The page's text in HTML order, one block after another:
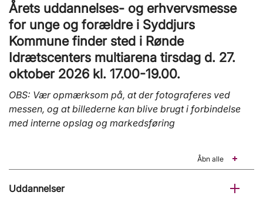
Årets uddannelses- og erhvervsmesse
for unge og forældre i Syddjurs
Kommune finder sted i Rønde
Idrætscenters multiarena tirsdag d. 27.
oktober 2026 kl. 17.00-19.00.
OBS: Vær opmærksom på, at der fotograferes ved
messen, og at billederne kan blive brugt i forbindelse
med interne opslag og markedsføring
Åbn alle
Uddannelser